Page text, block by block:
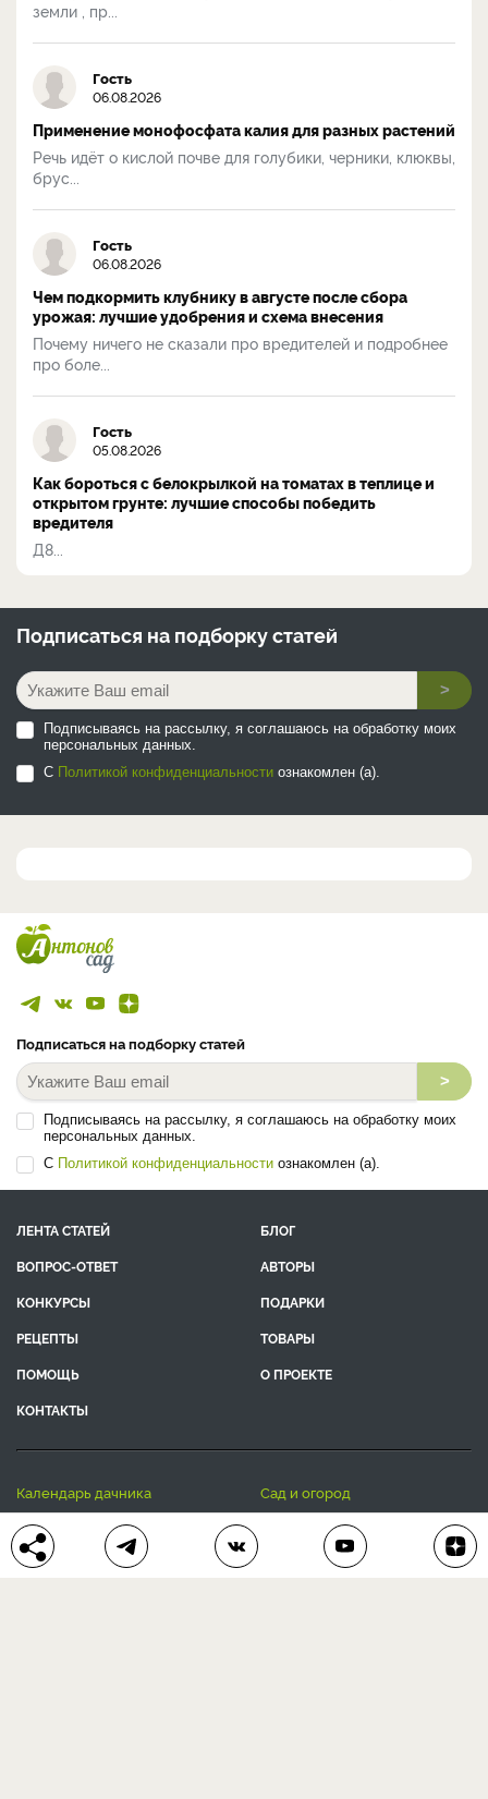
земли , пр...
Гость
06.08.2026
Применение монофосфата калия для разных растений
Речь идёт о кислой почве для голубики, черники, клюквы,
брус...
Гость
06.08.2026
Чем подкормить клубнику в августе после сбора
урожая: лучшие удобрения и схема внесения
Почему ничего не сказали про вредителей и подробнее
про боле...
Гость
05.08.2026
Как бороться с белокрылкой на томатах в теплице и
открытом грунте: лучшие способы победить
вредителя
Д8...
Подписаться на подборку статей
>
Подписываясь на рассылку, я соглашаюсь на обработку моих
персональных данных.
С Политикой конфиденциальности ознакомлен (а).
Подписаться на подборку статей
>
Подписываясь на рассылку, я соглашаюсь на обработку моих
персональных данных.
С Политикой конфиденциальности ознакомлен (а).
ЛЕНТА СТАТЕЙ
БЛОГ
ВОПРОС-ОТВЕТ
АВТОРЫ
КОНКУРСЫ
ПОДАРКИ
РЕЦЕПТЫ
ТОВАРЫ
ПОМОЩЬ
О ПРОЕКТЕ
КОНТАКТЫ
календарь дачника
сад и огород
цветы и растения
дачный дизайн
хозяйственные дела
полезные рецепты